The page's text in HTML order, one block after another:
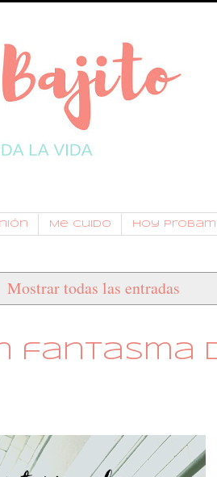
Me Cuido Hoy
Mostrar todas las entradas
fantasma